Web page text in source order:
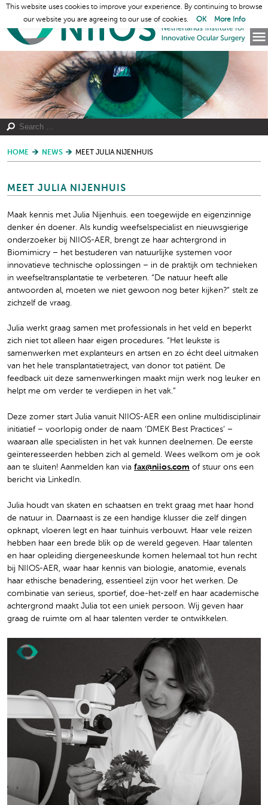
HOME NEWS MEET JULIA NIJENHUIS
MEET JULIA NIJENHUIS
Maak kennis met Julia Nijenhuis. een toegewijde en eigenzinnige
denker én doener. Als kundig weefselspecialist en nieuwsgierige
onderzoeker bij NIIOS-AER, brengt ze haar achtergrond in
Biomimicry – het bestuderen van natuurlijke systemen voor
innovatieve technische oplossingen – in de praktijk om technieken
in weefseltransplantatie te verbeteren. “De natuur heeft alle
antwoorden al, moeten we niet gewoon nog beter kijken?” stelt ze
zichzelf de vraag.
Julia werkt graag samen met professionals in het veld en beperkt
zich niet tot alleen haar eigen procedures. “Het leukste is
samenwerken met explanteurs en artsen en zo écht deel uitmaken
van het hele transplantatietraject, van donor tot patiënt. De
feedback uit deze samenwerkingen maakt mijn werk nog leuker en
helpt me om verder te verdiepen in het vak.”
Deze zomer start Julia vanuit NIIOS-AER een online multidisciplinair
initiatief – voorlopig onder de naam ‘DMEK Best Practices’ –
waaraan alle specialisten in het vak kunnen deelnemen. De eerste
geïnteresseerden hebben zich al gemeld. Wees welkom om je ook
aan te sluiten! Aanmelden kan via fax@niios.com of stuur ons een
bericht via LinkedIn.
Julia houdt van skaten en schaatsen en trekt graag met haar hond
de natuur in. Daarnaast is ze een handige klusser die zelf dingen
opknapt, vloeren legt en haar tuinhuis verbouwt. Haar vele reizen
hebben haar een brede blik op de wereld gegeven. Haar talenten
en haar opleiding diergeneeskunde komen helemaal tot hun recht
bij NIIOS-AER, waar haar kennis van biologie, anatomie, evenals
haar ethische benadering, essentieel zijn voor het werken. De
combinatie van serieus, sportief, doe-het-zelf en haar academische
achtergrond maakt Julia tot een uniek persoon. Wij geven haar
graag de ruimte om al haar talenten verder te ontwikkelen.
This website uses cookies to improve your experience. By continuing to browse
our website you are agreeing to our use of cookies.
OK More Info